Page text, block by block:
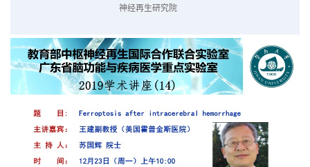
神经再生研究院